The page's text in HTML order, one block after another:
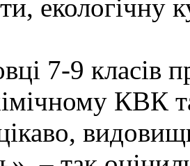
екологічну
7-9 класів
КВК